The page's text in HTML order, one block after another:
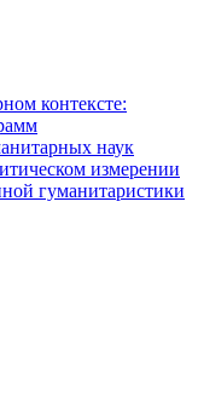
контексте:
наук
измерении
гуманитаристики